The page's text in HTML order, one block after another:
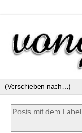
Posts mit dem Label